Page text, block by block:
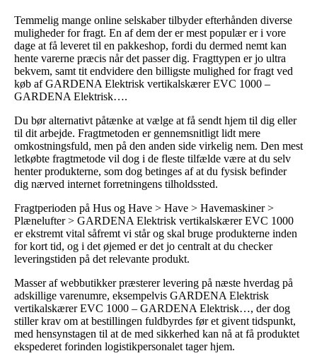
Temmelig mange online selskaber tilbyder efterhånden diverse
muligheder for fragt. En af dem der er mest populær er i vore
dage at få leveret til en pakkeshop, fordi du dermed nemt kan
hente varerne præcis når det passer dig. Fragttypen er jo ultra
bekvem, samt tit endvidere den billigste mulighed for fragt ved
køb af GARDENA Elektrisk vertikalskærer EVC 1000 –
GARDENA Elektrisk….
Du bør alternativt påtænke at vælge at få sendt hjem til dig eller
til dit arbejde. Fragtmetoden er gennemsnitligt lidt mere
omkostningsfuld, men på den anden side virkelig nem. Den mest
letkøbte fragtmetode vil dog i de fleste tilfælde være at du selv
henter produkterne, som dog betinges af at du fysisk befinder
dig nærved internet forretningens tilholdssted.
Fragtperioden på Hus og Have > Have > Havemaskiner >
Plænelufter > GARDENA Elektrisk vertikalskærer EVC 1000
er ekstremt vital såfremt vi står og skal bruge produkterne inden
for kort tid, og i det øjemed er det jo centralt at du checker
leveringstiden på det relevante produkt.
Masser af webbutikker præsterer levering på næste hverdag på
adskillige varenumre, eksempelvis GARDENA Elektrisk
vertikalskærer EVC 1000 – GARDENA Elektrisk…, der dog
stiller krav om at bestillingen fuldbyrdes før et givent tidspunkt,
med hensynstagen til at de med sikkerhed kan nå at få produktet
ekspederet forinden logistikpersonalet tager hjem.